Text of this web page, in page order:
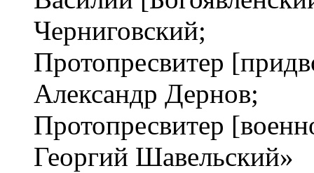
Черниговский;
Протопресвитер
Александр Дернов;
Протопресвитер
Георгий Шавельский»